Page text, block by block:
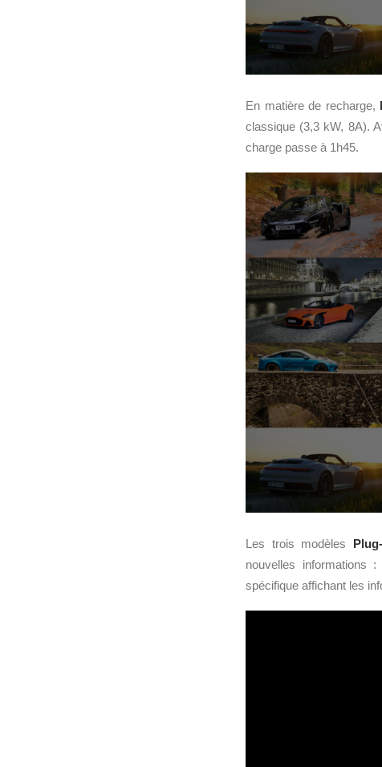
En matière de recharge,
classique (3,3 kW, 8A).
charge passe à 1h45.
Les trois modèles
nouvelles informations
spécifique affichant les